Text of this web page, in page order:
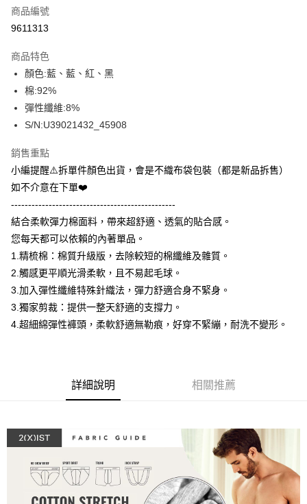
信用卡分期付款
合作金庫商業銀行
華南商業銀行
上海商業儲蓄銀行
國泰世華商業銀行
臺灣中小企業銀行
聯邦商業銀行
元大商業銀行
永豐商業銀行
台新國際商業銀行
台灣樂天信用卡公司
超商取貨付款
LINE Pay
悠遊付
全盈+PAY
AFTEE先享後付
相關說明
【關於「AFTEE先享後付」】
便利好安心！
１．簡單：不需註冊會員、不需綁卡、不需儲值。
２．便利：只要手機號碼，簡訊認證，即可結帳。
３．安心：先確認商品／服務後，再付款。
３．收到繳費通知簡訊後14天內，點擊此簡訊中的連結，可透過四大超商／
ATM／網路銀行／等多元方式進行付款，方視為交易完成。
後付繳納相關費用。
※ 交易是否成功請以「AFTEE先享後付 」之結帳頁面顯示為準，若有關於
是否繳費成功／繳費後需取消欲退款等相關疑問，請聯繫「AFTEE先享後付
客戶支援中心」
https://netprotections.freshdesk.com/support/home
【注意事項】
ATM付款
運送方式
全家取貨付款
每筆NT$80，滿NT$1,200(含以上)免運費
付款後7-11取貨
每筆NT$80，滿NT$1,200(含以上)免運費
商品編號
9611313
商品特色
顏色:藍、藍、紅、黑
棉:92%
彈性纖維:8%
S/N:U39021432_45908
銷售重點
小編提醒⚠️拆單件顏色出貨，會是不織布袋包裝（都是新品拆售）
如不介意在下單❤️
------------------------------------------------
結合柔軟彈力棉面料，帶來超舒適、透氣的貼合感。
您每天都可以依賴的內著單品。
1.精梳棉：棉質升級版，去除較短的棉纖維及雜質。
2.觸感更平順光滑柔軟，且不易起毛球。
3.加入彈性纖維特殊針織法，彈力舒適合身不緊身。
3.獨家剪裁：提供一整天舒適的支撐力。
4.超細綿彈性褲頭，柔軟舒適無勒痕，好穿不緊繃，耐洗不變形。
詳細說明 相關推薦